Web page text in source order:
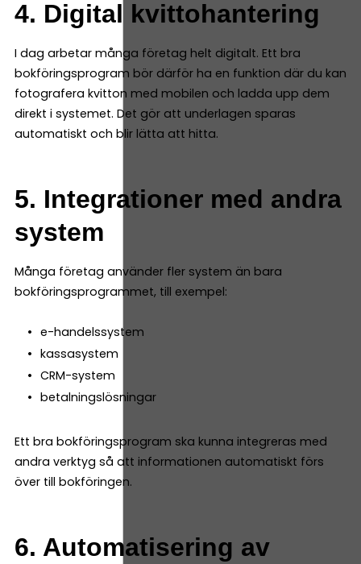
4. Digital kvittohantering
I dag arbetar många företag helt digitalt. Ett bra
bokföringsprogram bör därför ha en funktion där du kan
fotografera kvitton med mobilen och ladda upp dem
direkt i systemet. Det gör att underlagen sparas
automatiskt och blir lätta att hitta.
5. Integrationer med andra
system
Många företag använder fler system än bara
bokföringsprogrammet, till exempel:
e-handelssystem
kassasystem
CRM-system
betalningslösningar
Ett bra bokföringsprogram ska kunna integreras med
andra verktyg så att informationen automatiskt förs
över till bokföringen.
6. Automatisering av